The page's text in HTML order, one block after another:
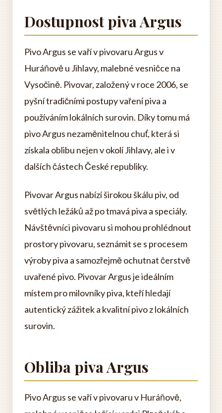
Dostupnost piva Argus
Pivo Argus se vaří v pivovaru Argus v
Huráňově u Jihlavy, malebné vesničce na
Vysočině. Pivovar, založený v roce 2006, se
pyšní tradičními postupy vaření piva a
používáním lokálních surovin. Díky tomu má
pivo Argus nezaměnitelnou chuť, která si
získala oblibu nejen v okolí Jihlavy, ale i v
dalších částech České republiky.
Pivovar Argus nabízí širokou škálu piv, od
světlých ležáků až po tmavá piva a speciály.
Návštěvníci pivovaru si mohou prohlédnout
prostory pivovaru, seznámit se s procesem
výroby piva a samozřejmě ochutnat čerstvě
uvařené pivo. Pivovar Argus je ideálním
místem pro milovníky piva, kteří hledají
autentický zážitek a kvalitní pivo z lokálních
surovin.
Obliba piva Argus
Pivo Argus se vaří v pivovaru v Huráňově,